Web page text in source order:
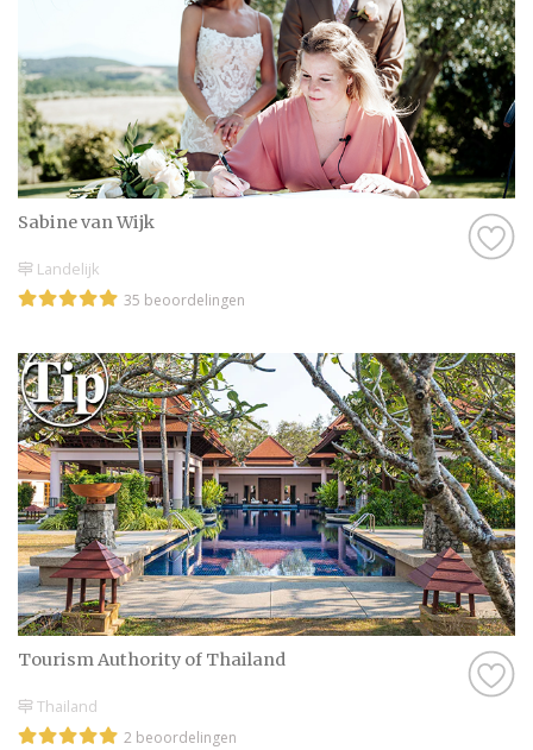
Sabine van Wijk
Landelijk
35 beoordelingen
Tourism Authority of Thailand
Thailand
2 beoordelingen